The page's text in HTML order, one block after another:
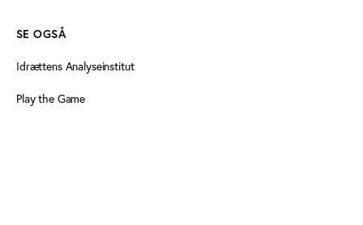
SE OGSÅ
Idrættens Analyseinstitut
Play the Game